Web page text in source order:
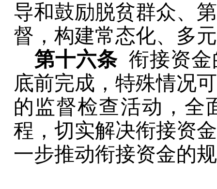
导和鼓励脱贫群众、
督，构建常态化、多
第十六条 衔接资
底前完成，特殊情况
的监督检查活动，全
程，切实解决衔接资
一步推动衔接资金的